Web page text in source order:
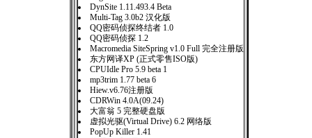
DynSite 1.11.493.4 Beta
Multi-Tag 3.0b2 汉化版
QQ密码侦探终结者 1.0
QQ密码侦探 1.2
Macromedia SiteSpring v1.0 Full 完全注册版
东方网译XP (正式零售ISO版)
CPUIdle Pro 5.9 beta 1
mp3trim 1.77 beta 6
Hiew.v6.76注册版
CDRWin 4.0A(09.24)
大富翁 5 完整硬盘版
虚拟光驱(Virtual Drive) 6.2 网络版
PopUp Killer 1.41